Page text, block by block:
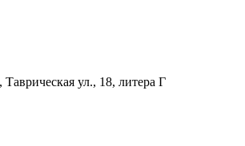
Таврическая ул., 18, литера Г